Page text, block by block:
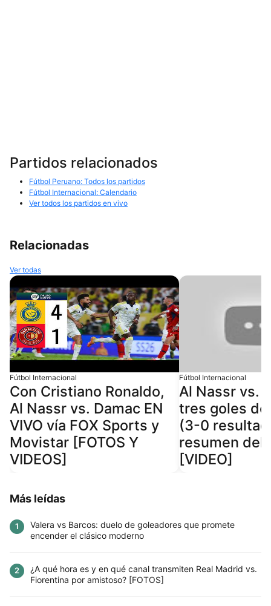
Partidos relacionados
Fútbol Peruano: Todos los partidos
Fútbol Internacional: Calendario
Ver todos los partidos en vivo
Relacionadas
Ver todas
Fútbol Internacional
Con Cristiano Ronaldo,
Al Nassr vs. Damac EN
VIVO vía FOX Sports y
Movistar [FOTOS Y
VIDEOS]
Fútbol Internacional
Al Nassr vs.
tres goles
(3-0
resumen del
[VIDEO]
Más leídas
1
Valera vs Barcos: duelo de goleadores que promete
encender el clásico moderno
2
¿A qué hora es y en qué canal transmiten Real Madrid vs.
Fiorentina por amistoso? [FOTOS]